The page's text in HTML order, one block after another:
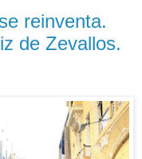
reinventa.
de Zevallos.